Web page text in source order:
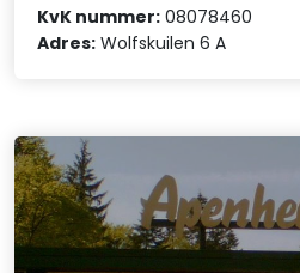
KvK nummer: 08078460
Adres: Wolfskuilen 6 A